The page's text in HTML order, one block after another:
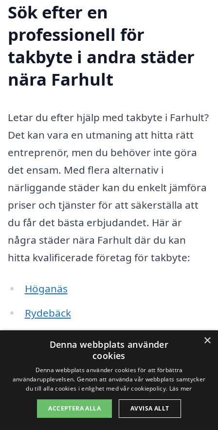
Sök efter en
professionell för
takbyte i andra städer
nära Farhult
Letar du efter hjälp med takbyte i Farhult?
Det kan vara en utmaning att hitta rätt
entreprenör, men du behöver inte göra
det ensam. Med flera alternativ i
närliggande städer kan du enkelt jämföra
priser och tjänster för att säkerställa att
du får det bästa erbjudandet. Här är
några städer nära Farhult där du kan
hitta kvalificerade företag för takbyte:
Höganäs
Rydebäck
Ängelholm
Klippan
×
Denna webbplats använder
cookies
Denna webbplats använder cookies för att förbättra
användarupplevelsen. Genom att använda vår webbplats samtycker
du till alla cookies i enlighet med vår cookiepolicy. Läs mer
ACCEPTERA ALLA AVVISA ALLT